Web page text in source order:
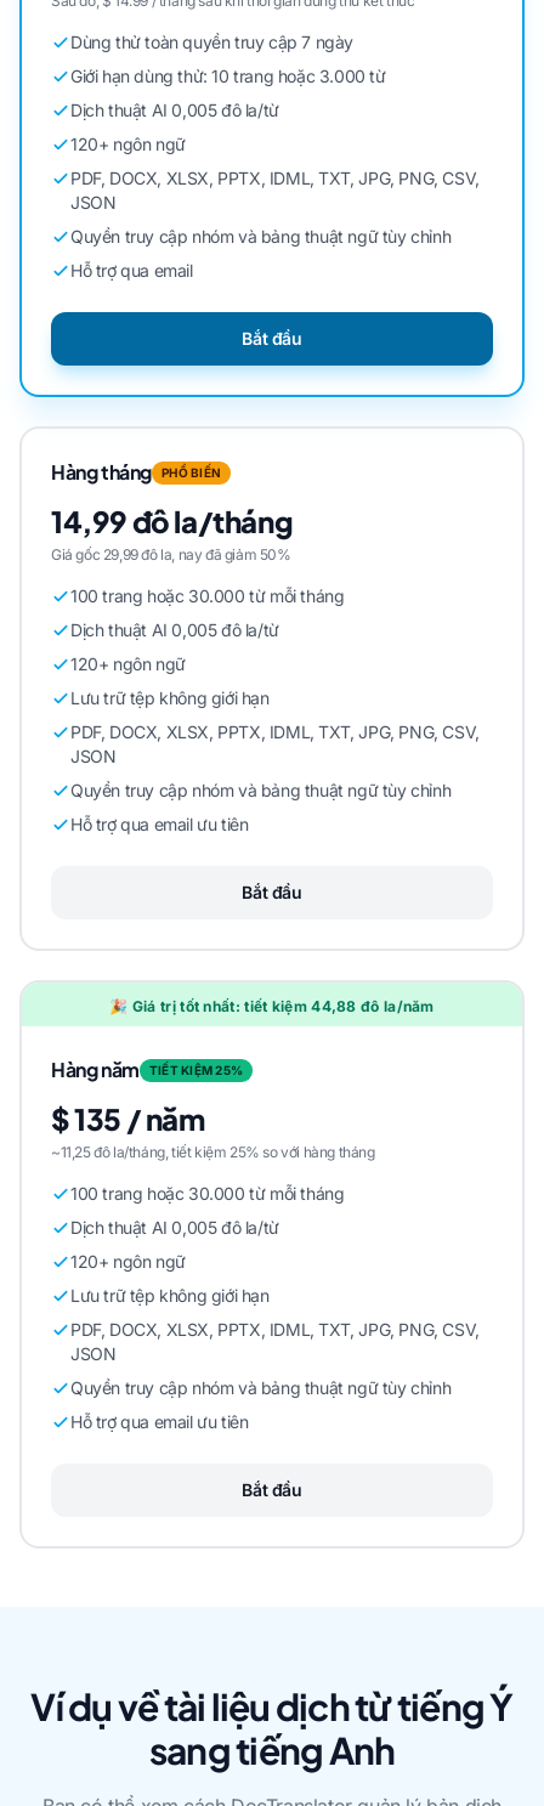
Dùng thử toàn quyền truy cập 7 ngày
Giới hạn dùng thử: 10 trang hoặc 3.000 từ
Dịch thuật AI 0,005 đô la/từ
120+ ngôn ngữ
PDF, DOCX, XLSX, PPTX, IDML, TXT, JPG, PNG, CSV,
JSON
Quyền truy cập nhóm và bảng thuật ngữ tùy chỉnh
Hỗ trợ qua email
Bắt đầu
Hàng tháng PHỔ BIẾN
14,99 đô la/tháng
Giá gốc 29,99 đô la, nay đã giảm 50%
100 trang hoặc 30.000 từ mỗi tháng
Dịch thuật AI 0,005 đô la/từ
120+ ngôn ngữ
Lưu trữ tệp không giới hạn
PDF, DOCX, XLSX, PPTX, IDML, TXT, JPG, PNG, CSV,
JSON
Quyền truy cập nhóm và bảng thuật ngữ tùy chỉnh
Hỗ trợ qua email ưu tiên
Bắt đầu
🎉 Giá trị tốt nhất: tiết kiệm 44,88 đô la/năm
Hàng năm TIẾT KIỆM 25%
$ 135 / năm
~11,25 đô la/tháng, tiết kiệm 25% so với hàng tháng
100 trang hoặc 30.000 từ mỗi tháng
Dịch thuật AI 0,005 đô la/từ
120+ ngôn ngữ
Lưu trữ tệp không giới hạn
PDF, DOCX, XLSX, PPTX, IDML, TXT, JPG, PNG, CSV,
JSON
Quyền truy cập nhóm và bảng thuật ngữ tùy chỉnh
Hỗ trợ qua email ưu tiên
Bắt đầu
Ví dụ về tài liệu dịch từ tiếng Ý
sang tiếng Anh